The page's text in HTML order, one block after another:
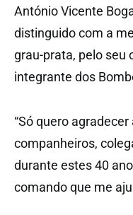
António Vicente
distinguido com a
grau-prata, pelo
integrante dos
“Só quero
companheiros,
durante estes 40
comando que me